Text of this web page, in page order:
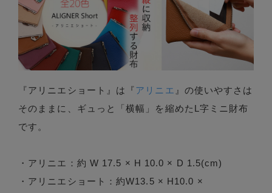
『アリニエショート』は『アリニエ 』の使いやすさは
そのままに、ギュっと「横幅」を縮めたL字ミニ財布
です。
・アリニエ：約 W 17.5 × H 10.0 × D 1.5(cm)
・アリニエショート：約W13.5 × H10.0 ×